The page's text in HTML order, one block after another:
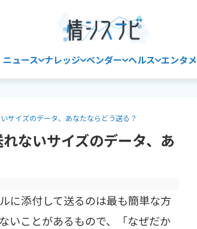
ニュース ナレッジ ベンダー ヘルス エンタメ
サイズのデータ、あなたならどう送る？
ないサイズのデータ、あ
に添付して送るのは最も簡単な方
いことがあるもので、「なぜだか